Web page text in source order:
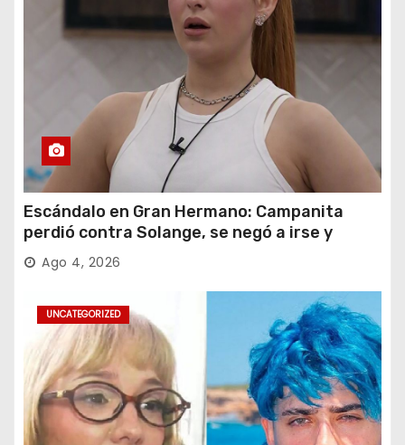
Escándalo en Gran Hermano: Campanita
perdió contra Solange, se negó a irse y
desafió al Big
Ago 4, 2026
UNCATEGORIZED